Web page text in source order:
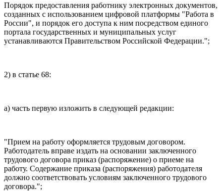
Порядок предоставления работнику электронных документов,
созданных с использованием цифровой платформы "Работа в
России", и порядок его доступа к ним посредством единого
портала государственных и муниципальных услуг
устанавливаются Правительством Российской Федерации.";
2) в статье 68:
а) часть первую изложить в следующей редакции:
"Прием на работу оформляется трудовым договором.
Работодатель вправе издать на основании заключенного
трудового договора приказ (распоряжение) о приеме на
работу. Содержание приказа (распоряжения) работодателя
должно соответствовать условиям заключенного трудового
договора.";